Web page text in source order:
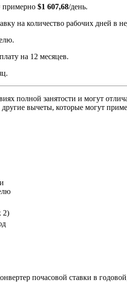
примерно $1 607,68/день.
на количество рабочих дней в
на 12 месяцев.
полной занятости и могут
вычеты, которые могут
2)
почасовой ставки в